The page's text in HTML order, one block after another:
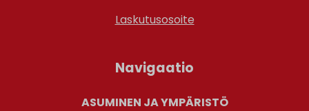
Laskutusosoite
Navigaatio
ASUMINEN JA YMPÄRISTÖ